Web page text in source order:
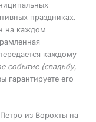
праздниках.
на каждом
каждому
событие (свадьбу,
гарантируете его
из Ворохты на